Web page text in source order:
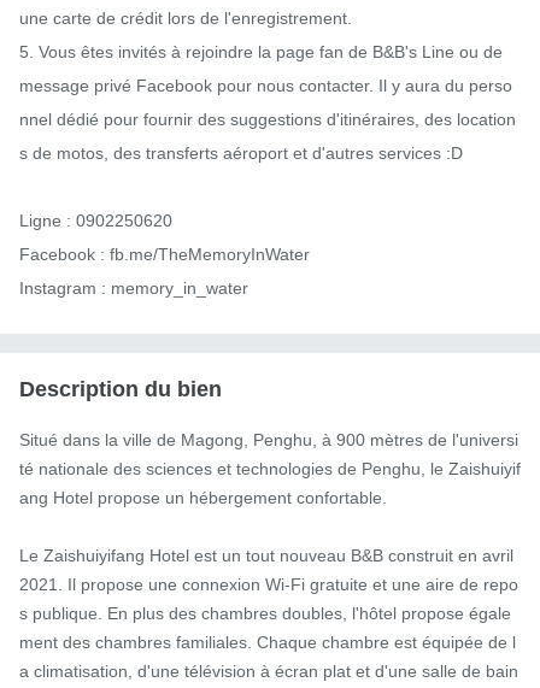
une carte de crédit lors de l'enregistrement.
5. Vous êtes invités à rejoindre la page fan de B&B's Line ou de
message privé Facebook pour nous contacter. Il y aura du perso
nnel dédié pour fournir des suggestions d'itinéraires, des location
s de motos, des transferts aéroport et d'autres services :D
Ligne : 0902250620
Facebook : fb.me/TheMemoryInWater
Instagram : memory_in_water
Description du bien
Situé dans la ville de Magong, Penghu, à 900 mètres de l'universi
té nationale des sciences et technologies de Penghu, le Zaishuiyif
ang Hotel propose un hébergement confortable.
Le Zaishuiyifang Hotel est un tout nouveau B&B construit en avril
2021. Il propose une connexion Wi-Fi gratuite et une aire de repo
s publique. En plus des chambres doubles, l'hôtel propose égale
ment des chambres familiales. Chaque chambre est équipée de l
a climatisation, d'une télévision à écran plat et d'une salle de bain